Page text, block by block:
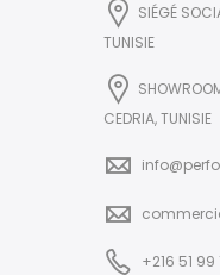
SIÉGÉ
TUNISIE
CEDRIA, TUNISIE
+216 51 99